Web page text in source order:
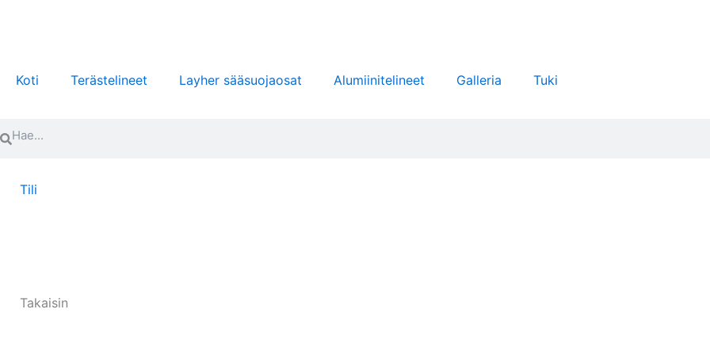
Koti Terästelineet Layher sääsuojaosat Alumiinitelineet Galleria Tuki
Search
Tili
Takaisin